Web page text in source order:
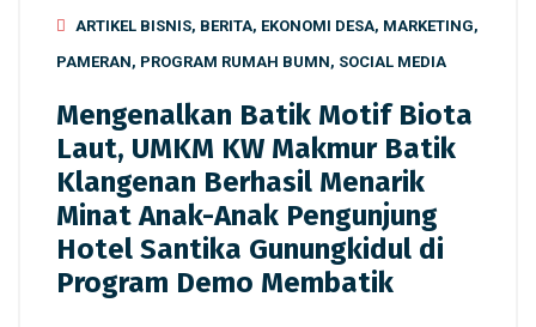
ARTIKEL BISNIS, BERITA, EKONOMI DESA, MARKETING,
PAMERAN, PROGRAM RUMAH BUMN, SOCIAL MEDIA
Mengenalkan Batik Motif Biota
Laut, UMKM KW Makmur Batik
Klangenan Berhasil Menarik
Minat Anak-Anak Pengunjung
Hotel Santika Gunungkidul di
Program Demo Membatik